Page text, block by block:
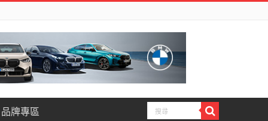
品牌專區